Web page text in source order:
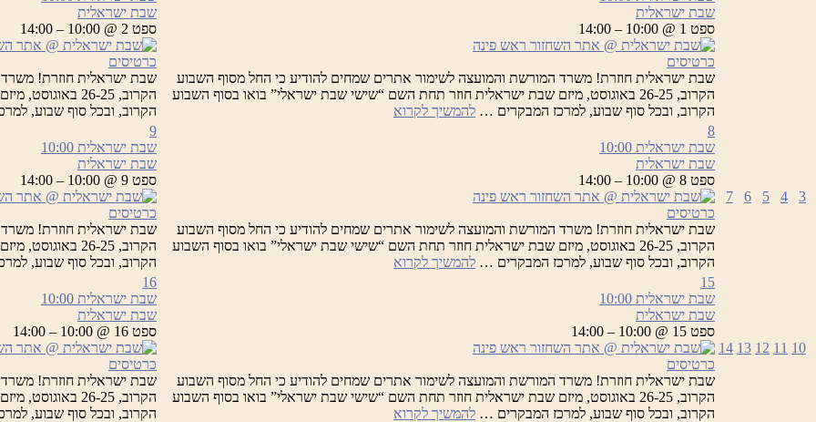
שבת ישראלית
ספט 1 @ 10:00 – 14:00
כרטיסים
שבת ישראלית חוזרת! משרד המורשת והמועצה לשימור אתרים שמחים להודיע כי החל מסוף השבוע
הקרוב, 26-25 באוגוסט, מיזם שבת ישראלית חוזר תחת השם “שישי שבת ישראלי” בואו בסוף השבוע
הקרוב, ובכל סוף שבוע, למרכז המבקרים … להמשיך לקרוא
שבת ישראלית
ספט 2 @ 10:00 – 14:00
כרטיסים
שבת ישראלית חוזרת!
הקרוב, 26-25
הקרוב, ובכל סוף שבוע,
3
4
5
6
7
8
שבת ישראלית 10:00
שבת ישראלית
ספט 8 @ 10:00 – 14:00
כרטיסים
שבת ישראלית חוזרת! משרד המורשת והמועצה לשימור אתרים שמחים להודיע כי החל מסוף השבוע
הקרוב, 26-25 באוגוסט, מיזם שבת ישראלית חוזר תחת השם “שישי שבת ישראלי” בואו בסוף השבוע
הקרוב, ובכל סוף שבוע, למרכז המבקרים … להמשיך לקרוא
9
שבת ישראלית 10:00
שבת ישראלית
ספט 9 @ 10:00 – 14:00
כרטיסים
שבת ישראלית חוזרת!
הקרוב, 26-25
הקרוב, ובכל סוף שבוע,
10
11
12
13
14
15
שבת ישראלית 10:00
שבת ישראלית
ספט 15 @ 10:00 – 14:00
כרטיסים
שבת ישראלית חוזרת! משרד המורשת והמועצה לשימור אתרים שמחים להודיע כי החל מסוף השבוע
הקרוב, 26-25 באוגוסט, מיזם שבת ישראלית חוזר תחת השם “שישי שבת ישראלי” בואו בסוף השבוע
הקרוב, ובכל סוף שבוע, למרכז המבקרים … להמשיך לקרוא
16
שבת ישראלית 10:00
שבת ישראלית
ספט 16 @ 10:00 – 14:00
כרטיסים
שבת ישראלית חוזרת!
הקרוב, 26-25
הקרוב, ובכל סוף שבוע,